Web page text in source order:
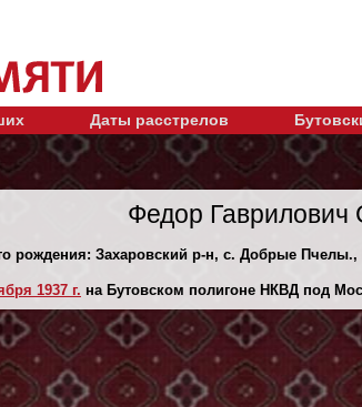
Даты расстрелов
Федор Гаврилович
рождения: Захаровский р-н, с. Добрые
1937 г. на Бутовском полигоне НКВД под